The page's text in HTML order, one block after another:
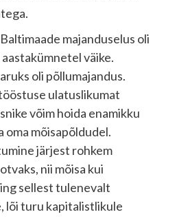
majanduselus oli
väike.
oli põllumajandus.
ulatuslikumat
võim hoida enamikku
mõisapõldudel.
järjest rohkem
nii mõisa kui
sellest tulenevalt
lõi turu kapitalistlikule